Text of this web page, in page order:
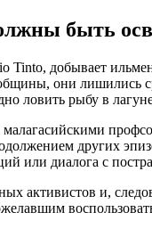
быть
добывает
они
ловить рыбу в
других
или диалога с
активистов и,